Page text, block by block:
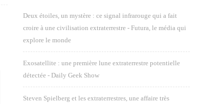
Deux étoiles, un mystère : ce signal infrarouge qui a fait
croire à une civilisation extraterrestre - Futura, le média qui
explore le monde
Exosatellite : une première lune extraterrestre potentielle
détectée - Daily Geek Show
Steven Spielberg et les extraterrestres, une affaire très